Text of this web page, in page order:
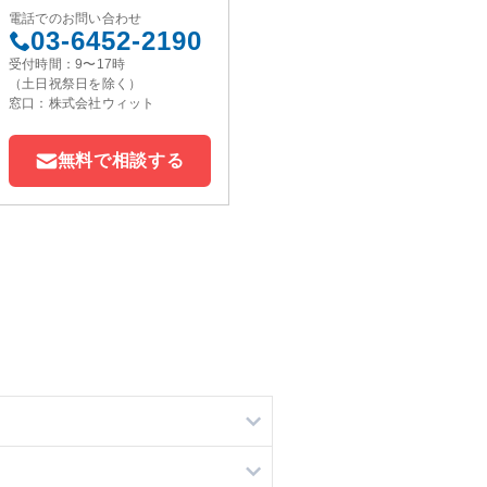
電話でのお問い合わせ
03-6452-2190
受付時間：9〜17時
（土日祝祭日を除く）
窓口：株式会社ウィット
無料で相談する